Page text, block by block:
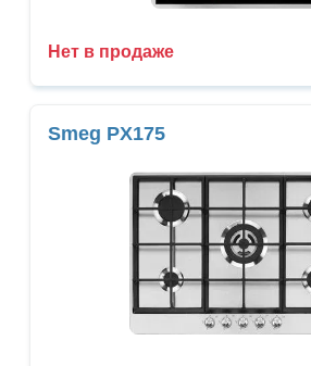
Нет в продаже
Smeg PX175